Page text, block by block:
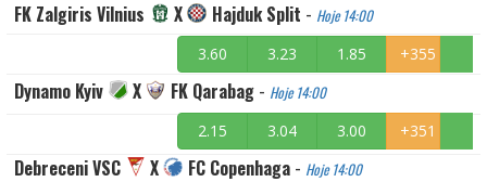
FK Zalgiris Vilnius X Hajduk Split - Hoje 14:00
3.60 3.23 1.85 +355
Dynamo Kyiv X FK Qarabag - Hoje 14:00
2.15 3.04 3.00 +351
Debreceni VSC X FC Copenhaga - Hoje 14:00